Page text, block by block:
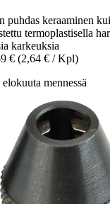
puhdas keraaminen
termoplastisella
karkeuksia
€ (2,64 € / Kpl)
mennessä